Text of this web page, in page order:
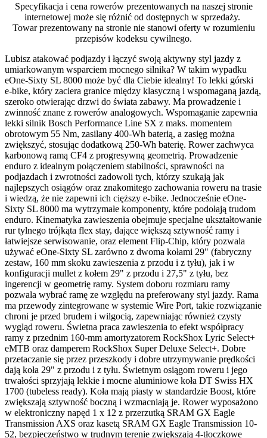
Specyfikacja i cena rowerów prezentowanych na naszej stronie
internetowej może się różnić od dostępnych w sprzedaży.
Towar prezentowany na stronie nie stanowi oferty w rozumieniu
przepisów kodeksu cywilnego.
Lubisz atakować podjazdy i łączyć swoją aktywny styl jazdy z
umiarkowanym wsparciem mocnego silnika? W takim wypadku
eOne-Sixty SL 8000 może być dla Ciebie idealny! To lekki górski
e-bike, który zaciera granice między klasyczną i wspomaganą jazdą,
szeroko otwierając drzwi do świata zabawy. Ma prowadzenie i
zwinność znane z rowerów analogowych. Wspomaganie zapewnia
lekki silnik Bosch Performance Line SX z maks. momentem
obrotowym 55 Nm, zasilany 400-Wh baterią, a zasięg można
zwiększyć, stosując dodatkową 250-Wh baterię. Rower zachwyca
karbonową ramą CF4 z progresywną geometrią. Prowadzenie
enduro z idealnym połączeniem stabilności, sprawności na
podjazdach i zwrotności zadowoli tych, którzy szukają jak
najlepszych osiągów oraz znakomitego zachowania roweru na trasie
i wiedzą, że nie zapewni ich cięższy e-bike. Jednocześnie eOne-
Sixty SL 8000 ma wytrzymałe komponenty, które podołają trudom
enduro. Kinematyka zawieszenia obejmuje specjalne ukształtowanie
rur tylnego trójkąta flex stay, dające większą sztywność ramy i
łatwiejsze serwisowanie, oraz element Flip-Chip, który pozwala
używać eOne-Sixty SL zarówno z dwoma kołami 29" (fabryczny
zestaw, 160 mm skoku zawieszenia z przodu i z tyłu), jak i w
konfiguracji mullet z kołem 29" z przodu i 27,5" z tyłu, bez
ingerencji w geometrię ramy. System doboru rozmiaru ramy
pozwala wybrać ramę ze względu na preferowany styl jazdy. Rama
ma przewody zintegrowane w systemie Wire Port, takie rozwiązanie
chroni je przed brudem i wilgocią, zapewniając również czysty
wygląd roweru. Świetna praca zawieszenia to efekt współpracy
ramy z przednim 160-mm amortyzatorem RockShox Lyric Select+
eMTB oraz damperem RockShox Super Deluxe Select+. Dobre
przetaczanie się przez przeszkody i dobre utrzymywanie prędkości
dają koła 29" z przodu i z tyłu. Świetnym osiągom roweru i jego
trwałości sprzyjają lekkie i mocne aluminiowe koła DT Swiss HX
1700 (tubeless ready). Koła mają piasty w standardzie Boost, które
zwiększają sztywność boczną i wzmacniają je. Rower wyposażono
w elektroniczny napęd 1 x 12 z przerzutką SRAM GX Eagle
Transmission AXS oraz kasetą SRAM GX Eagle Transmission 10-
52, bezpieczeństwo w trudnym terenie zwiększają 4-tłoczkowe